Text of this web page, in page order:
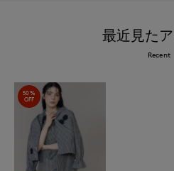
最近見た
Recent
50%
OFF